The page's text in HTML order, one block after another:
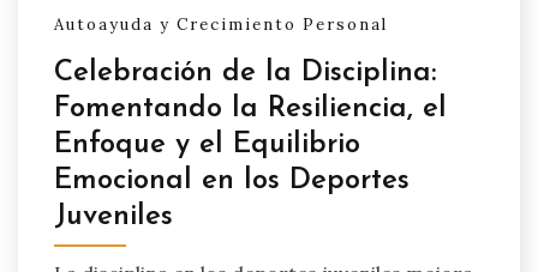
Autoayuda y Crecimiento Personal
Celebración de la Disciplina:
Fomentando la Resiliencia, el
Enfoque y el Equilibrio
Emocional en los Deportes
Juveniles